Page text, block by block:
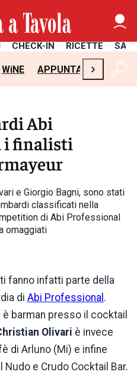
CHECK-IN RICETTE
WiNE APPUNTAMENTI
›
Abi
i finalisti
e Giorgio Bagni, sono stati
classificati nella
di Abi Professional
omaggiati
fanno infatti parte della
diAbi Professional .
è barman presso il cocktail
Olivari è invece
di Arluno (Mi) e infine
Nudo e Crudo Cocktail Bar.